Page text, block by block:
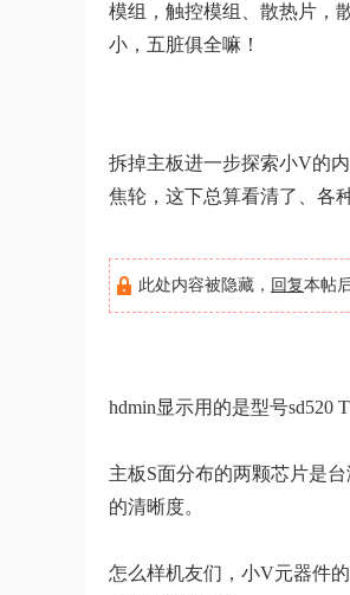
模组，触控模组、散热片，
小，五脏俱全嘛！
拆掉主板进一步探索小V的
焦轮，这下总算看清了、各
此处内容被隐藏， 回复本帖
hdmin显示用的是型号sd520
主板S面分布的两颗芯片是
的清晰度。
怎么样机友们，小V元器件